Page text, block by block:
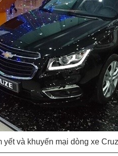
yết và khuyến mại dòng xe